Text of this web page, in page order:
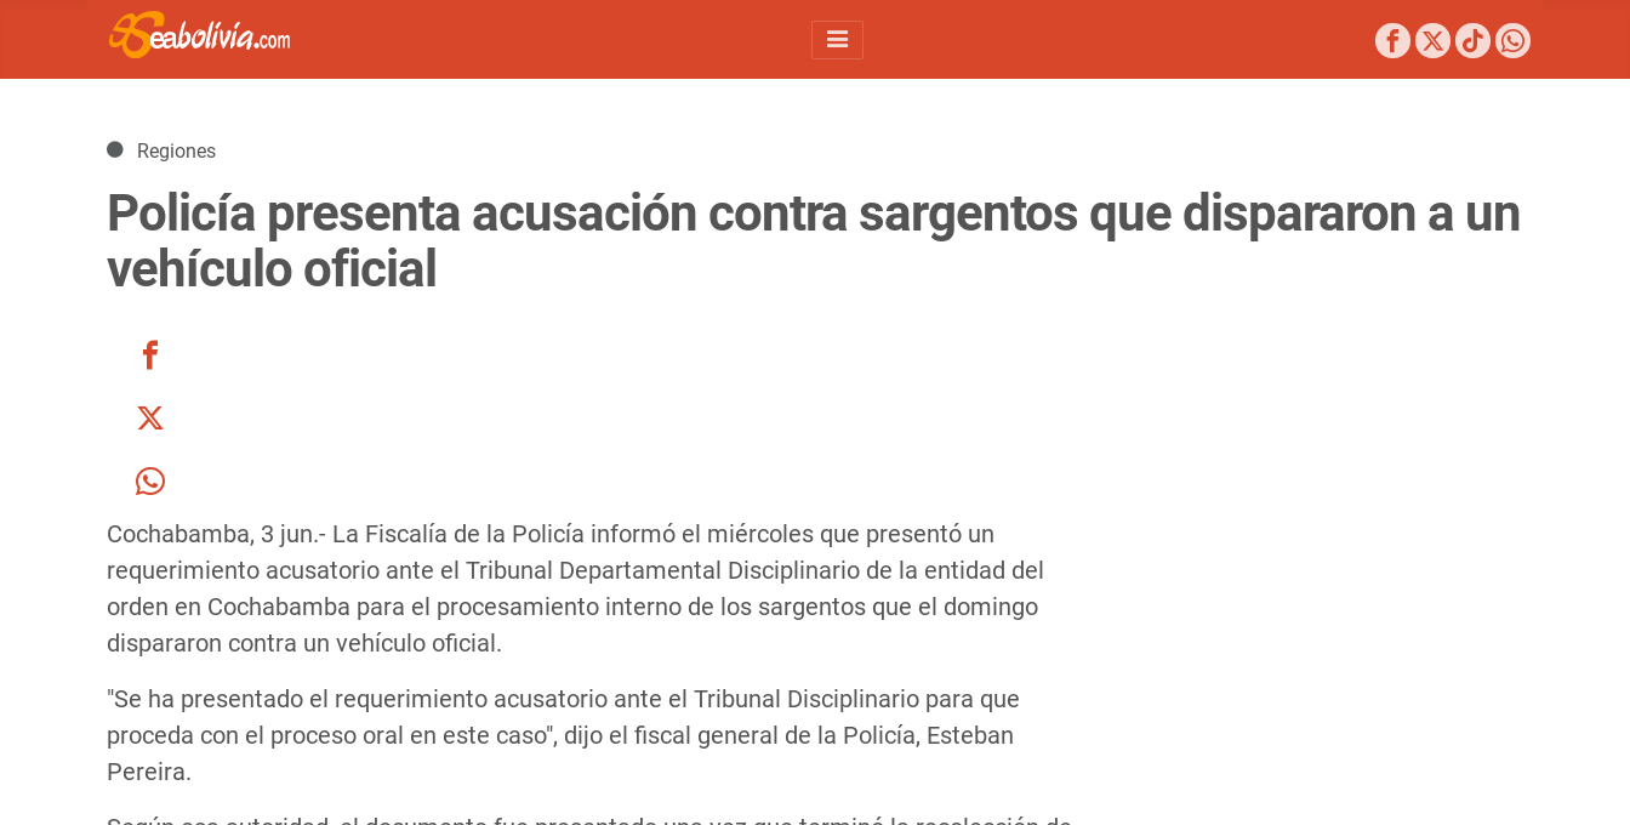
Detalles
Regiones
Policía presenta acusación contra sargentos que dispararon a un
vehículo oficial
Cochabamba, 3 jun.- La Fiscalía de la Policía informó el miércoles que presentó un
requerimiento acusatorio ante el Tribunal Departamental Disciplinario de la entidad del
orden en Cochabamba para el procesamiento interno de los sargentos que el domingo
dispararon contra un vehículo oficial.
"Se ha presentado el requerimiento acusatorio ante el Tribunal Disciplinario para que
proceda con el proceso oral en este caso", dijo el fiscal general de la Policía, Esteban
Pereira.